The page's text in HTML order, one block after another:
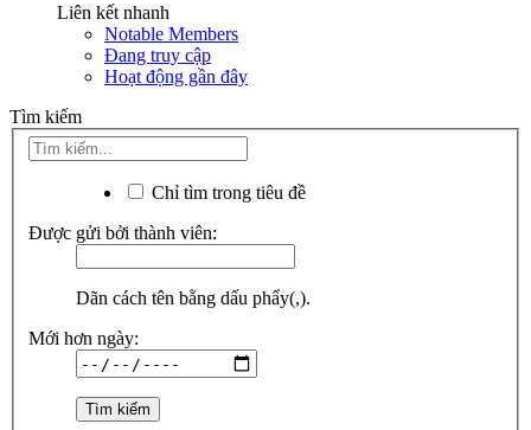
Liên kết nhanh
Notable Members
Đang truy cập
Hoạt động gần đây
Tìm kiếm
Chỉ tìm trong tiêu đề
Được gửi bởi thành viên:
Dãn cách tên bằng dấu phẩy(,).
Mới hơn ngày: